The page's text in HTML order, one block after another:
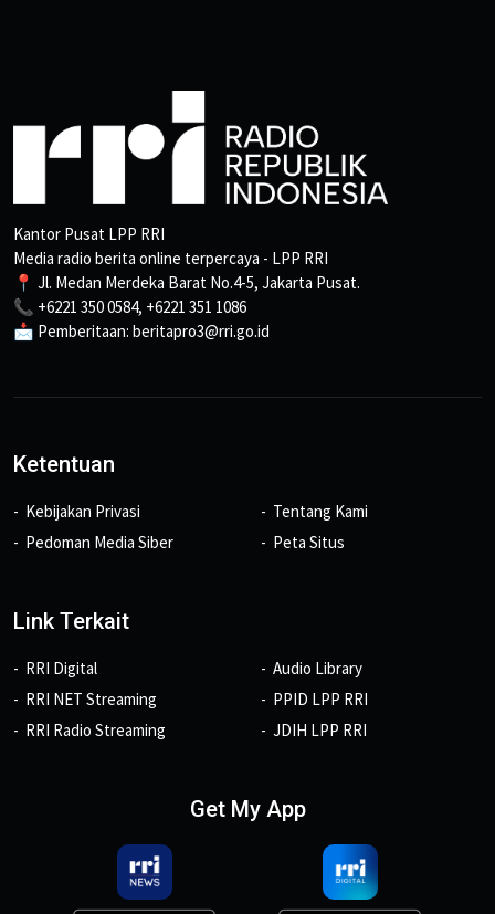
Kantor Pusat LPP RRI
Media radio berita online terpercaya - LPP RRI
📍 Jl. Medan Merdeka Barat No.4-5, Jakarta Pusat.
📞 +6221 350 0584, +6221 351 1086
📩 Pemberitaan: beritapro3@rri.go.id
Ketentuan
Kebijakan Privasi
Pedoman Media Siber
Tentang Kami
Peta Situs
Link Terkait
RRI Digital
RRI NET Streaming
RRI Radio Streaming
Audio Library
PPID LPP RRI
JDIH LPP RRI
Get My App